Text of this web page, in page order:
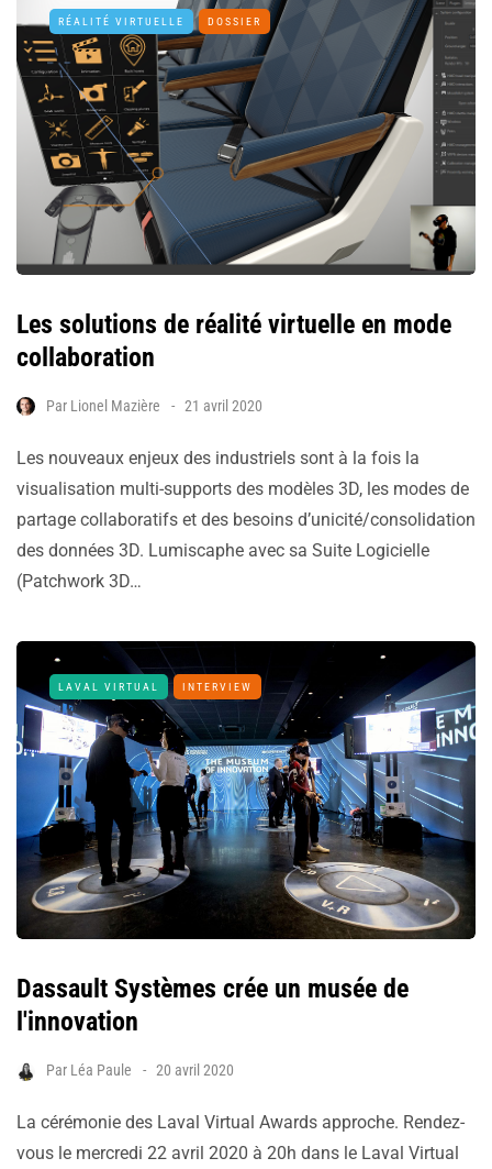
RÉALITÉ VIRTUELLE DOSSIER
Les solutions de réalité virtuelle en mode
collaboration
Par Lionel Mazière 21 avril 2020
Les nouveaux enjeux des industriels sont à la fois la
visualisation multi-supports des modèles 3D, les modes de
partage collaboratifs et des besoins d’unicité/consolidation
des données 3D. Lumiscaphe avec sa Suite Logicielle
(Patchwork 3D…
LAVAL VIRTUAL INTERVIEW
Dassault Systèmes crée un musée de
l'innovation
Par Léa Paule 20 avril 2020
La cérémonie des Laval Virtual Awards approche. Rendez-
vous le mercredi 22 avril 2020 à 20h dans le Laval Virtual